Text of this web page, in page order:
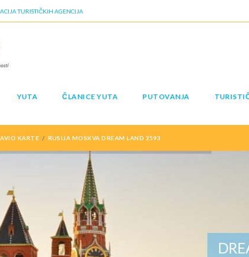
TURISTIČKIH AGENCIJA
YUTA ČLANICE YUTA PUTOVANJA
AVIO KARTE RUSIJA MOSKVA DREAM LAND 2593